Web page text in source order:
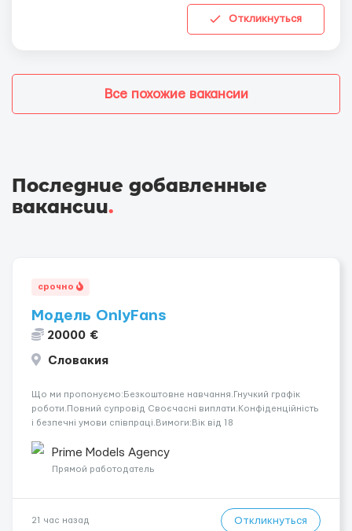
Откликнуться
Все похожие вакансии
Последние добавленные
вакансии.
срочно
Модель OnlyFans
20000 €
Словакия
Що ми пропонуємо:Безкоштовне навчання.Гнучкий графік
роботи.Повний супровід Своєчасні виплати.Конфіденційність
і безпечні умови співпраці.Вимоги:Вік від 18
розвиватися.Досвід не обов’язковий.Якщо вас зацікавила
вакансія — залишайте відгук, і ми зв’яжемося ...
Prime Models Agency
Прямой работодатель
21 час назад Откликнуться